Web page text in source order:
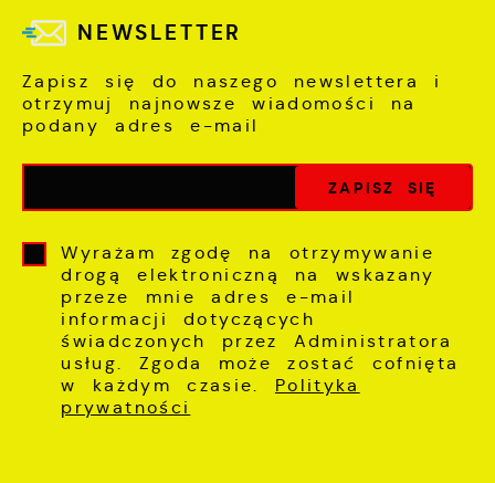
NEWSLETTER
Zapisz się do naszego newslettera i
otrzymuj najnowsze wiadomości na
podany adres e-mail
Wyrażam zgodę na otrzymywanie
drogą elektroniczną na wskazany
przeze mnie adres e-mail
informacji dotyczących
świadczonych przez Administratora
usług. Zgoda może zostać cofnięta
w każdym czasie. Polityka
prywatności